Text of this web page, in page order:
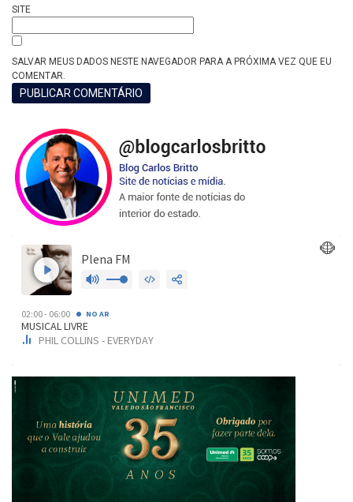
SITE
SALVAR MEUS DADOS NESTE NAVEGADOR PARA A PRÓXIMA VEZ QUE EU
COMENTAR.